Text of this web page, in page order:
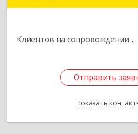
Клиентов на сопровождении
Отправить
Показать
Отправить
Назад